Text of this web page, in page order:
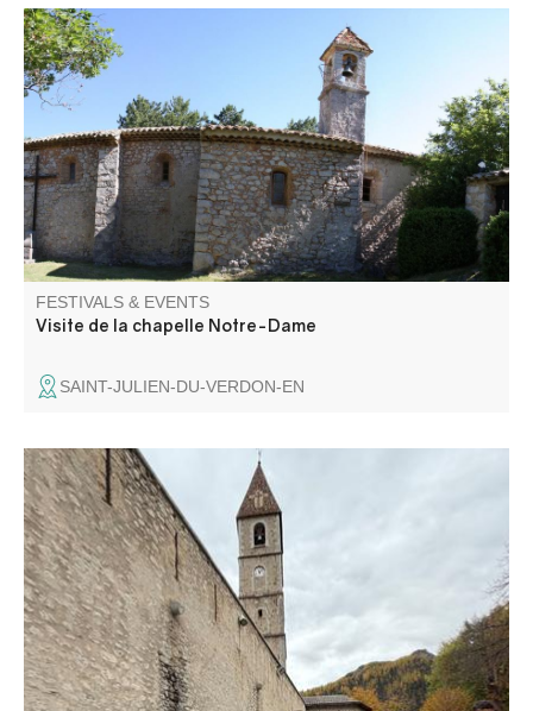
Anciennement église du village, la chapelle Notre-Dame
avec son cimetière à proximité, date, sous sa forme
actuelle, du XVIIème siècle.
FESTIVALS & EVENTS
Visite de la chapelle Notre-Dame
SAINT-JULIEN-DU-VERDON-EN
Take advantage of the ski fair and winter braderie for
bargains on clearance equipment, new and used, clothing
and footwear.